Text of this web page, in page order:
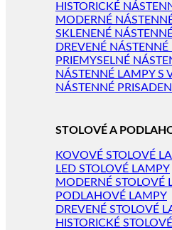
HISTORICKÉ
MODERNÉ
SKLENENÉ
DREVENÉ
PRIEMYSELNÉ
NÁSTENNÉ LAMPY S
NÁSTENNÉ
STOLOVÉ A
KOVOVÉ STOLOVÉ
LED STOLOVÉ LAMPY
MODERNÉ STOLOVÉ
PODLAHOVÉ LAMPY
DREVENÉ STOLOVÉ
HISTORICKÉ